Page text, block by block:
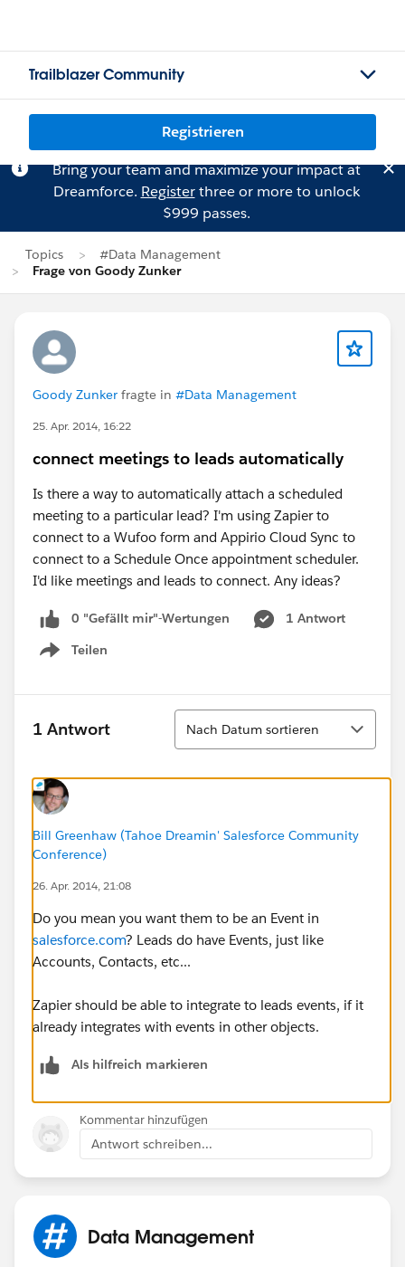
Trailblazer Community
Registrieren
Bring your team and maximize your impact at
Dreamforce. Registerthree or more to unlock
$999 passes.
Topics
#Data Management
Frage von Goody Zunker
Goody Zunker fragte in #Data Management
25. Apr. 2014, 16:22
connect meetings to leads automatically
Is there a way to automatically attach a scheduled
meeting to a particular lead? I'm using Zapier to
connect to a Wufoo form and Appirio Cloud Sync to
connect to a Schedule Once appointment scheduler.
I'd like meetings and leads to connect. Any ideas?
0 "Gefällt mir"-Wertungen
1 Antwort
Teilen
Show menu
1 Antwort
Sortieren
Nach Datum sortieren
Bill Greenhaw (Tahoe Dreamin' Salesforce Community
Conference)
26. Apr. 2014, 21:08
Do you mean you want them to be an Event in
salesforce.com? Leads do have Events, just like
Accounts, Contacts, etc...
Zapier should be able to integrate to leads events, if it
already integrates with events in other objects.
Als hilfreich markieren
Kommentar hinzufügen
Antwort schreiben...
Data Management